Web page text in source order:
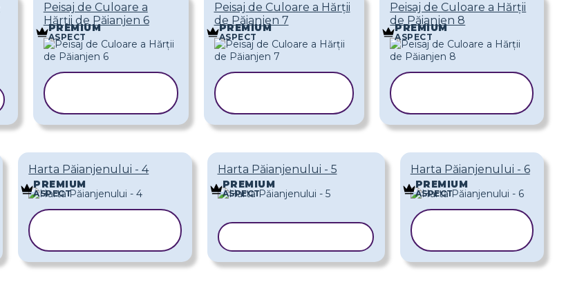
Peisaj de Culoare a
Hărții de Păianjen 6
PREMIUM
ASPECT
Peisaj de Culoare a Hărții
de Păianjen 7
PREMIUM
ASPECT
Peisaj de Culoare a Hărții
de Păianjen 8
PREMIUM
ASPECT
Harta Păianjenului - 4
PREMIUM
ASPECT
Harta Păianjenului - 5
PREMIUM
ASPECT
Harta Păianjenului - 6
PREMIUM
ASPECT